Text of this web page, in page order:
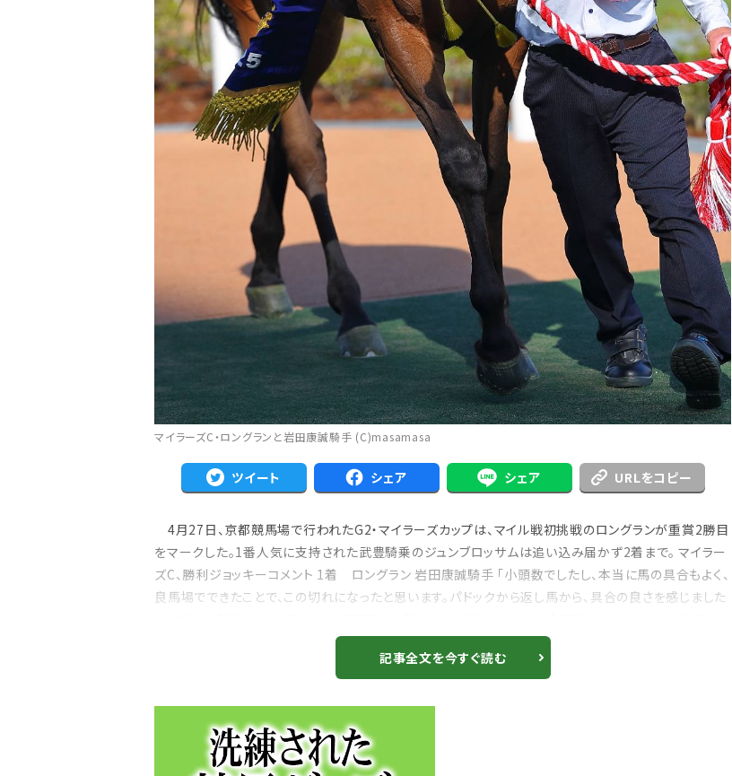
マイラーズC・ロングランと岩田康誠騎手 (C)masamasa
ツイート シェア シェア URLをコピー
4月27日、京都競馬場で行われたG2・マイラーズカップは、マイル戦初挑戦のロングランが重賞2勝目
をマークした。1番人気に支持された武豊騎乗のジュンブロッサムは追い込み届かず2着まで。 マイラー
ズC、勝利ジョッキーコメント 1着 ロングラン 岩田康誠騎手 「小頭数でしたし、本当に馬の具合もよく、
良馬場でできたことで、この切れになったと思います。パドックから返し馬から、具合の良さを感じました
記事全文を今すぐ読む
注目のニュース
【キングジョージ】ルメール「坂の上で休憩が必
要でした」マスカレー...
注目のニュース
【キングジョージ】マーフィー「反応がなかった」
ヴェルテンベルクは...